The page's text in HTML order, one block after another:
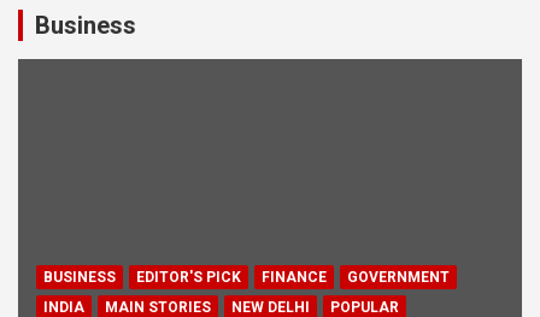
Business
BUSINESS EDITOR'S PICK FINANCE
GOVERNMENT
INDIA
MAIN STORIES NEW DELHI
POPULAR